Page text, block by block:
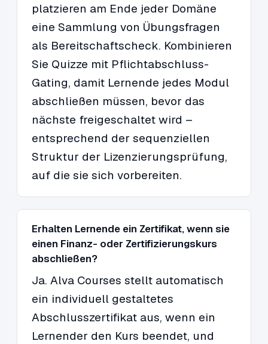
platzieren am Ende jeder Domäne
eine Sammlung von Übungsfragen
als Bereitschaftscheck. Kombinieren
Sie Quizze mit Pflichtabschluss-
Gating, damit Lernende jedes Modul
abschließen müssen, bevor das
nächste freigeschaltet wird –
entsprechend der sequenziellen
Struktur der Lizenzierungsprüfung,
auf die sie sich vorbereiten.
Erhalten Lernende ein Zertifikat, wenn sie
einen Finanz- oder Zertifizierungskurs
abschließen?
Ja. Alva Courses stellt automatisch
ein individuell gestaltetes
Abschlusszertifikat aus, wenn ein
Lernender den Kurs beendet, und